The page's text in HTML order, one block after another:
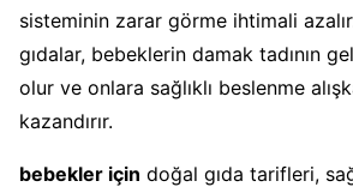
sisteminin zarar görme ihtimali
gıdalar, bebeklerin damak tadının
olur ve onlara sağlıklı beslenme
kazandırır.
bebekler için doğal gıda tarifleri,